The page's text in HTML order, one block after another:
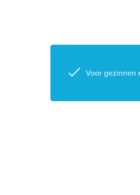
Voor gezinnen